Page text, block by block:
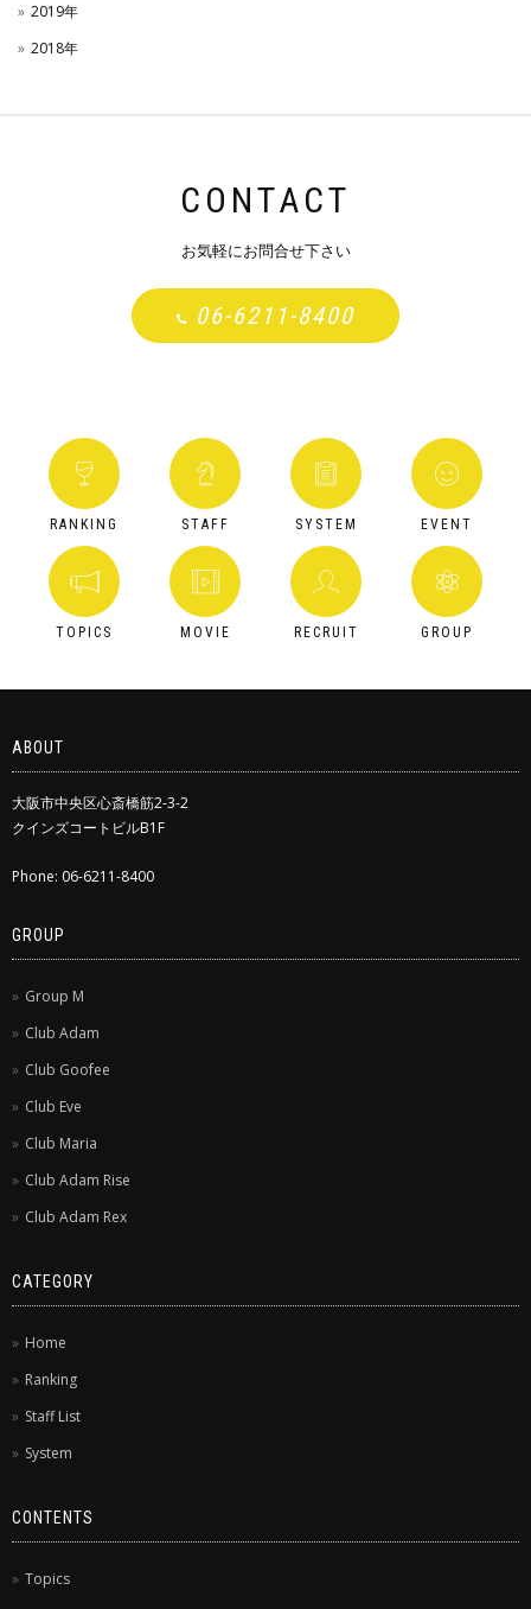
2019年
2018年
CONTACT
お気軽にお問合せ下さい
06-6211-8400
RANKING STAFF SYSTEM EVENT
TOPICS MOVIE RECRUIT GROUP
ABOUT
大阪市中央区心斎橋筋2-3-2
クインズコートビルB1F
Phone: 06-6211-8400
GROUP
Group M
Club Adam
Club Goofee
Club Eve
Club Maria
Club Adam Rise
Club Adam Rex
CATEGORY
Home
Ranking
Staff List
System
CONTENTS
Topics